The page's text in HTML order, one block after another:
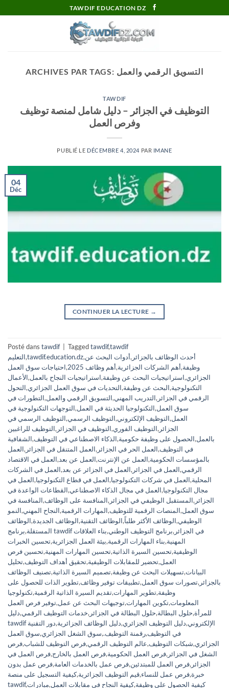
au
TAWDIF EDUCATION DZ
ARCHIVES PAR TAGS: التسويق الرقمي والعمل
TAWDIF
التوظيف في الجزائر – دليل شامل لمنصة توظيف
وفرص العمل
PUBLIÉ LE DÉCEMBRE 4, 2024 PAR IMANE
04
Déc
CONTINUER LA LECTURE →
Posté dans tawdif Taggedtawdif,tawdif
التعليم,tawdif.education.dz, أحدث الوظائف بالجزائر ,أدوات البحث عن
وظيفة,أهم الشركات الجزائرية,أهم وظائف 2025 ,احتياجات سوق العمل
الجزائري,استراتيجيات البحث عن وظيفة,استراتيجيات النجاح بالعمل,الأعمال
التكنولوجية,البحث عن وظيفة,التحديات في سوق العمل الجزائري,التحول
الرقمي في الجزائر ,التدريب المهني,التسويق الرقمي والعمل,التطورات في
سوق العمل,التكنولوجيا الحديثة في العمل,التوجهات التكنولوجية في
العمل,التوظيف الإلكتروني,التوظيف الرسمي,التوظيف الرسمي في
الجزائر ,التوظيف الفوري,التوظيف في الجزائر ,التوظيف للراغبين
بالعمل,الحصول على وظيفة حكومية,الذكاء الاصطناعي في التوظيف,الشفافية
في التوظيف,العمل الحر في الجزائر ,العمل المتنقل في الجزائر ,العمل
بالمؤسسات الحكومية,العمل عن الإنترنت,العمل عن بعد,العمل في الاقتصاد
الرقمي,العمل في الجزائر ,العمل في الجزائر عن بعد,العمل في الشركات
المحلية,العمل في شركات التكنولوجيا,العمل في قطاع التكنولوجيا,العمل في
مجال التكنولوجيا,العمل في مجال الذكاء الاصطناعي,القطاعات الواعدة في
الجزائر ,المستقبل الوظيفي في الجزائر ,المنافسة على الوظائف,المنافسة في
سوق العمل,المنصات الرقمية للتوظيف,المهارات الرقمية,النجاح المهني,النمو
الوظيفي,الوظائف الأكثر طلباً,الوظائف التقنية,الوظائف الجديدة,الوظائف
المستقلة, برنامج tawdif في الجزائر ,برنامج التوظيف الوطني,بناء العلاقات
المهنية,بناء المهارات الرقمية,بيئة العمل الجزائرية,تحسين الخبرات
الوظيفية,تحسين السيرة الذاتية,تحسين المهارات المهنية,تحسين فرص
العمل,تحضير للمقابلات الوظيفية,تحقيق أهداف التوظيف,تحليل
البيانات,تسهيلات البحث عن وظيفة,تصميم السيرة الذاتية,تصنيف الوظائف
بالجزائر ,تصورات سوق العمل,تطبيقات توفير وظائف,تطوير الذات للحصول على
وظيفة,تطوير المهارات,تقديم السيرة الذاتية الرقمية,تكنولوجيا
المعلومات,تكوين المهارات,توجيهات البحث عن عمل,توفير فرص العمل
للمرأة,حلول البطالة,حلول البطالة في الجزائر ,خدمات التوظيف الرقمي,دليل
tawdif الإلكتروني,دليل التوظيف الجزائري,دليل الوظائف الجزائرية,دور التقنية
في التوظيف,رقمنة التوظيف.,سوق الشغل الجزائري,سوق العمل
الجزائري,شبكات التوظيف,عالم التوظيف الرقمي,فرص التوظيف للشباب,فرص
الشغل في الجزائر ,فرص العمل الحكومية,فرص العمل بالخارج,فرص العمل في
الجزائر ,فرص العمل للمبتدئين,فرص عمل بالخدمات العامة,فرص عمل بدون
خبرة,فرص عمل للنساء,قيم التوظيف الجزائرية,كيفية التسجيل على منصة
tawdif, كيفية الحصول على وظيفة,كيفية النجاح في مقابلات العمل,مبادرات